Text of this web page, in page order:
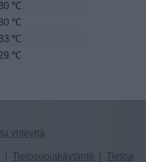
℃
℃
℃
℃
yhteyttä
Tietosuojakäytäntö Tietoa